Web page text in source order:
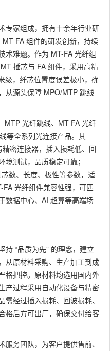
专家组成，拥有十余年行业研
FA 组件的研发创新，持续
术难题。作为 MT-FA 光纤组
插芯与 FA 组件，采用高精
级，纤芯位置度误差极小，确
从源头保障 MPO/MTP 跳线
MTP 光纤跳线、MT-FA 光纤
等全系列光连接产品。其
密连接器，插入损耗低、回
测试，品质稳定可靠；
数、长度、极性等参数，适
光纤组件兼容性强，可匹
数据中心、AI 超算等高端场
持 “品质为先” 的理念，建立
从原材料采购、生产加工到成
格把控。原材料均选用国内外
产过程采用自动化设备与精密
经过插入损耗、回波损耗、
格后方可出厂，确保交付给客
务团队，为客户提供售前、